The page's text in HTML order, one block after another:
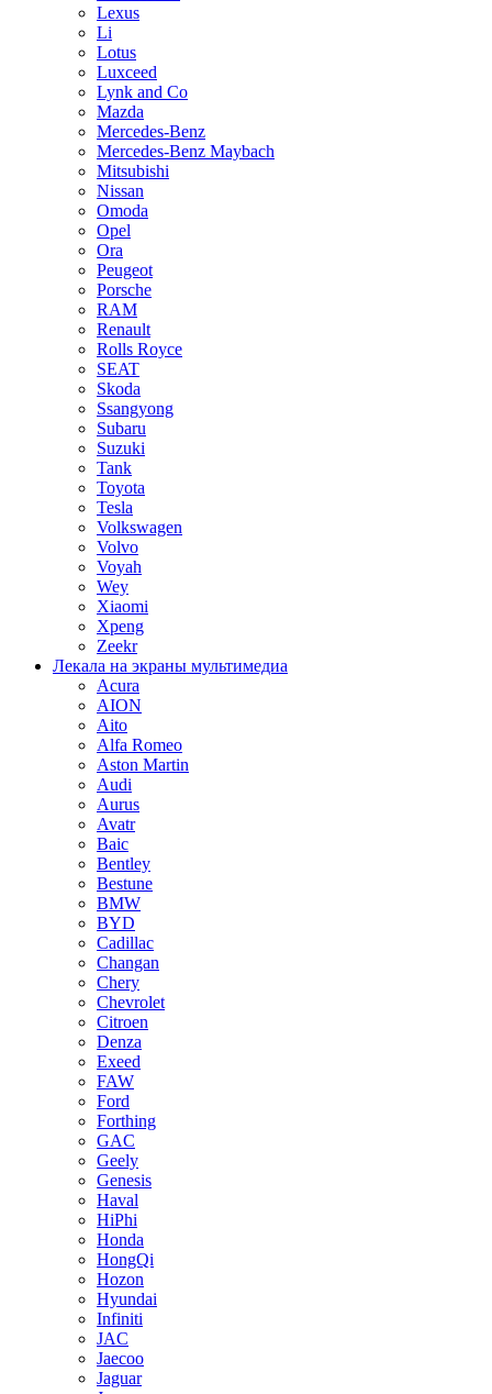
Lexus
Li
Lotus
Luxceed
Lynk and Co
Mazda
Mercedes-Benz
Mercedes-Benz Maybach
Mitsubishi
Nissan
Omoda
Opel
Ora
Peugeot
Porsche
RAM
Renault
Rolls Royce
SEAT
Skoda
Ssangyong
Subaru
Suzuki
Tank
Toyota
Tesla
Volkswagen
Volvo
Voyah
Wey
Xiaomi
Xpeng
Zeekr
Лекала на экраны мультимедиа
Acura
AION
Aito
Alfa Romeo
Aston Martin
Audi
Aurus
Avatr
Baic
Bentley
Bestune
BMW
BYD
Cadillac
Changan
Chery
Chevrolet
Citroen
Denza
Exeed
FAW
Ford
Forthing
GAC
Geely
Genesis
Haval
HiPhi
Honda
HongQi
Hozon
Hyundai
Infiniti
JAC
Jaecoo
Jaguar